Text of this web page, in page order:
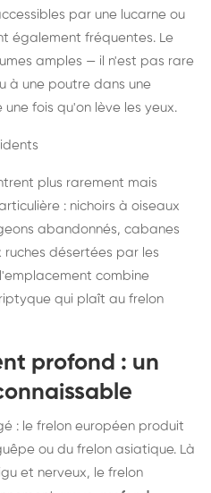
par une lucarne ou
également fréquentes. Le
amples — il n'est pas rare
à une poutre dans une
fois qu'on lève les yeux.
plus rarement mais
: nichoirs à oiseaux
abandonnés, cabanes
désertées par les
combine
qui plaît au frelon
profond : un
: le frelon européen produit
ou du frelon asiatique. Là
et nerveux, le frelon